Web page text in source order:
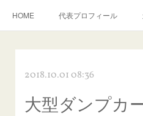
HOME 代表プロフィール
飛び石施工料金について
当店へのアクセス 建築ガラスキ
2018.10.01 08:36
大型ダンプカー